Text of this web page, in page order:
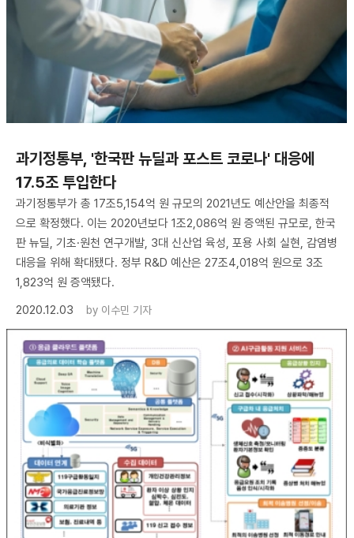
과기정통부, '한국판 뉴딜과 포스트 코로나' 대응에
17.5조 투입한다
과기정통부가 총 17조5,154억 원 규모의 2021년도 예산안을 최종적
으로 확정했다. 이는 2020년보다 1조2,086억 원 증액된 규모로, 한국
판 뉴딜, 기초·원천 연구개발, 3대 신산업 육성, 포용 사회 실현, 감염병
대응을 위해 확대됐다. 정부 R&D 예산은 27조4,018억 원으로 3조
1,823억 원 증액됐다.
2020.12.03
by 이수민 기자